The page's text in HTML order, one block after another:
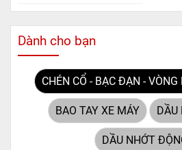
thông thường, mà còn là giải
pháp hoàn hảo được thiết kế
dành riêng cho "chiến mã"
này. Vớicông nghệ MF
(Maintenance Free)tiên tiến,
loại ắc quy khô này hoàn
toàn không cần bảo dưỡng.
Dành cho bạn
CHÉN CỔ - BẠC ĐẠN - VÒNG
BAO TAY XE MÁY DẦU
DẦU NHỚT